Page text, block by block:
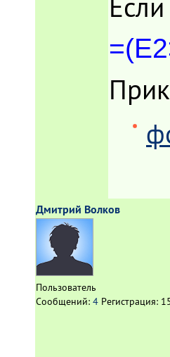
Дмитрий Волков
Пользователь
Сообщений: 4 Регистрация: